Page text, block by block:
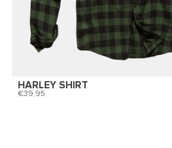
HARLEY SHIRT
39,95